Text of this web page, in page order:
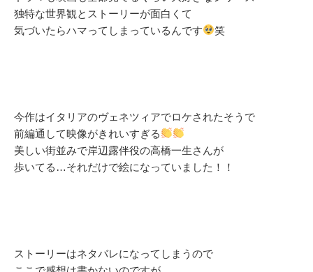
独特な世界観とストーリーが面白くて
気づいたらハマってしまっているんです
笑
今作はイタリアのヴェネツィアでロケされたそうで
前編通して映像がきれいすぎる
美しい街並みで岸辺露伴役の高橋一生さんが
歩いてる…それだけで絵になっていました！！
ストーリーはネタバレになってしまうので